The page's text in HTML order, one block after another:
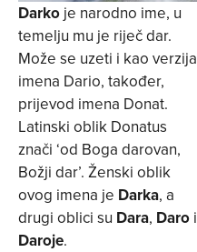
Darko je narodno ime, u
temelju mu je riječ dar.
Može se uzeti i kao verzija
imena Dario, također,
prijevod imena Donat.
Latinski oblik Donatus
znači ‘od Boga darovan,
Božji dar’. Ženski oblik
ovog imena je Darka, a
drugi oblici su Dara, Daro i
Daroje.